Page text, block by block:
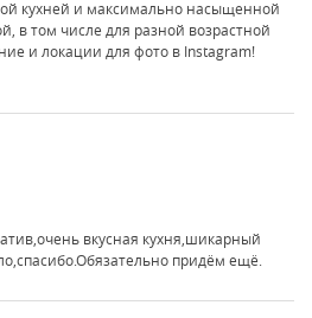
кухней и максимально насыщенной
в том числе для разной возрастной
и локации для фото в Instagram!
вкусная кухня,шикарный
придём ещё.